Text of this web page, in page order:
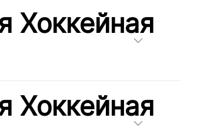
Хоккейная
Хоккейная